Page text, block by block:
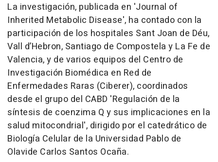
La investigación, publicada en 'Journal of
Inherited Metabolic Disease', ha contado con la
participación de los hospitales Sant Joan de Déu,
Vall d’Hebron, Santiago de Compostela y La Fe de
Valencia, y de varios equipos del Centro de
Investigación Biomédica en Red de
Enfermedades Raras (Ciberer), coordinados
desde el grupo del CABD 'Regulación de la
síntesis de coenzima Q y sus implicaciones en la
salud mitocondrial', dirigido por el catedrático de
Biología Celular de la Universidad Pablo de
Olavide Carlos Santos Ocaña.